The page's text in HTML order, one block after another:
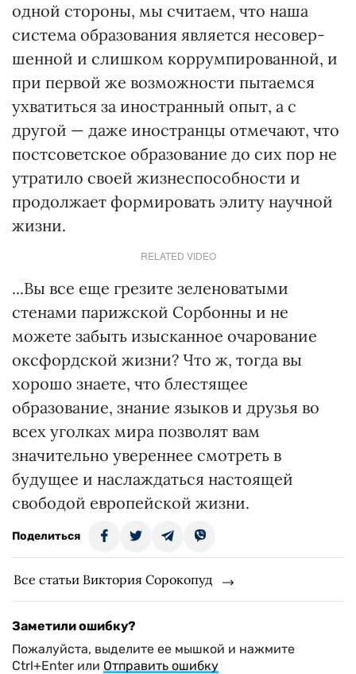
одной стороны, мы считаем, что наша
система образования является несовер­
шенной и слишком коррумпированной, и
при первой же возможности пытаемся
ухватиться за иностранный опыт, а с
другой — даже иностранцы отмечают, что
постсоветское образование до сих пор не
утратило своей жизне­способности и
продолжает формировать элиту научной
жизни.
RELATED VIDEO
...Вы все еще грезите зеленоватыми
стенами парижской Сорбонны и не
можете забыть изысканное очарование
оксфордской жизни? Что ж, тогда вы
хорошо знаете, что блестящее
образование, знание языков и друзья во
всех уголках мира позволят вам
значительно увереннее смотреть в
будущее и наслаждаться настоящей
свободой европейской жизни.
Поделиться
Все статьи Виктория Сорокопуд
Заметили ошибку?
Пожалуйста, выделите ее мышкой и нажмите
Ctrl+Enter или Отправить ошибку